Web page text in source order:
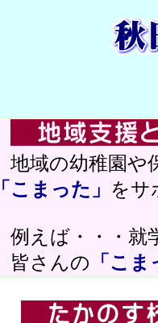
地域の幼稚園や
「こまった」 をサ
例えば・・・就
皆さんの 「こま